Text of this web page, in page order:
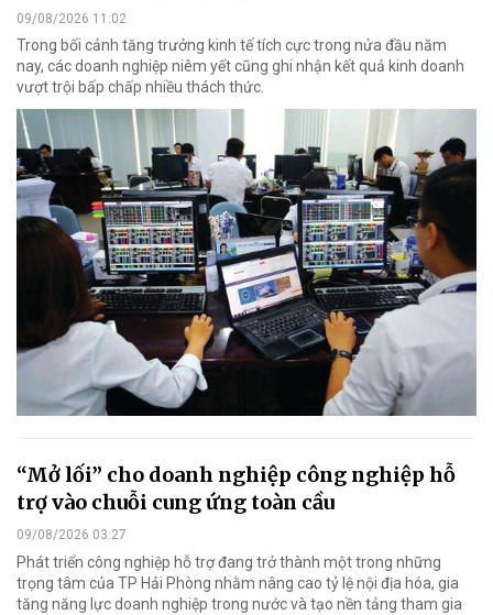
09/08/2026 11:02
Trong bối cảnh tăng trưởng kinh tế tích cực trong nửa đầu năm
nay, các doanh nghiệp niêm yết cũng ghi nhận kết quả kinh doanh
vượt trội bấp chấp nhiều thách thức.
“Mở lối” cho doanh nghiệp công nghiệp hỗ
trợ vào chuỗi cung ứng toàn cầu
09/08/2026 03:27
Phát triển công nghiệp hỗ trợ đang trở thành một trong những
trọng tâm của TP Hải Phòng nhằm nâng cao tỷ lệ nội địa hóa, gia
tăng năng lực doanh nghiệp trong nước và tạo nền tảng tham gia